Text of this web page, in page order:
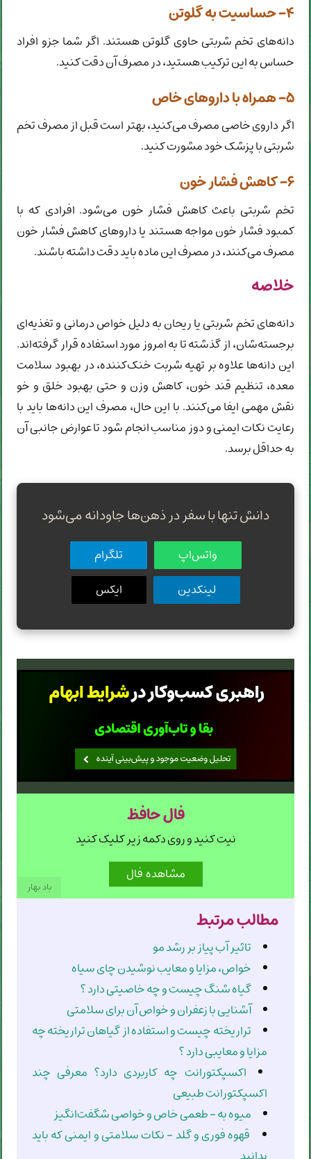
۴- حساسیت به گلوتن
دانه‌های تخم شربتی حاوی گلوتن هستند. اگر شما جزو افراد
حساس به این ترکیب هستید، در مصرف آن دقت کنید.
۵- همراه با داروهای خاص
اگر داروی خاصی مصرف می‌کنید، بهتر است قبل از مصرف تخم
شربتی با پزشک خود مشورت کنید.
۶- کاهش فشار خون
تخم شربتی باعث کاهش فشار خون می‌شود. افرادی که با
کمبود فشار خون مواجه هستند یا داروهای کاهش فشار خون
مصرف می‌کنند، در مصرف این ماده باید دقت داشته باشند.
خلاصه
دانه‌های تخم شربتی یا ریحان به دلیل خواص درمانی و تغذیه‌ای
برجسته‌شان، از گذشته تا به امروز مورد استفاده قرار گرفته‌اند.
این دانه‌ها علاوه بر تهیه شربت خنک‌کننده، در بهبود سلامت
معده، تنظیم قند خون، کاهش وزن و حتی بهبود خلق و خو
نقش مهمی ایفا می‌کنند. با این حال، مصرف این دانه‌ها باید با
رعایت نکات ایمنی و دوز مناسب انجام شود تا عوارض جانبی آن
به حداقل برسد.
دانش تنها با سفر در ذهن‌ها جاودانه می‌شود
واتس‌اپ
تلگرام
لینکدین
ایکس
فال حافظ
نیت کنید و روی دکمه زیر کلیک کنید
باد بهار
مطالب مرتبط
تاثیر آب پیاز بر رشد مو
خواص، مزایا و معایب نوشیدن چای سیاه
گیاه شنگ چیست و چه خاصیتی دارد ؟
آشنایی با زعفران و خواص آن برای سلامتی
تراریخته چیست و استفاده از گیاهان تراریخته چه
مزایا و معایبی دارد ؟
اکسپکتورانت چه کاربردی دارد؟ معرفی چند
اکسپکتورانت طبیعی
میوه به - طعمی خاص و خواصی شگفت‌انگیز
قهوه فوری و گلد - نکات سلامتی و ایمنی که باید